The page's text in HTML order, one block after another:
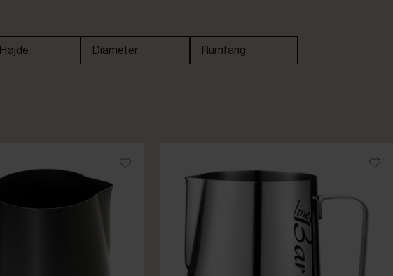
Højde Diameter Rumfang